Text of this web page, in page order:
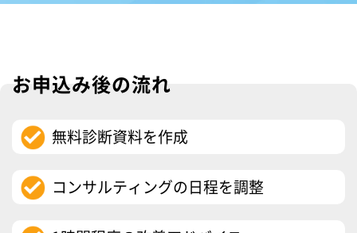
お申込み後の流れ
無料診断資料を作成
コンサルティングの日程を調整